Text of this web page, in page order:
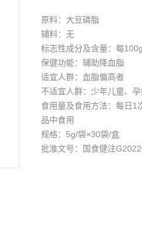
原料：大豆磷脂
辅料：无
标志性成分及含量：每
保健功能：辅助降血脂
适宜人群：血脂偏高者
不适宜人群：少年儿童、
食用量及食用方法：每日1
品中食用
规格：5g/袋×30袋/盒
批准文号：国食健注